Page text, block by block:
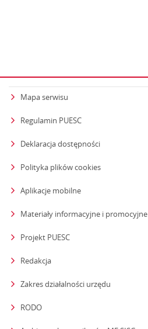
Mapa serwisu
Regulamin PUESC
Deklaracja dostępności
Polityka plików cookies
Aplikacje mobilne
Materiały informacyjne i promocyjne
Projekt PUESC
Redakcja
Zakres działalności urzędu
RODO